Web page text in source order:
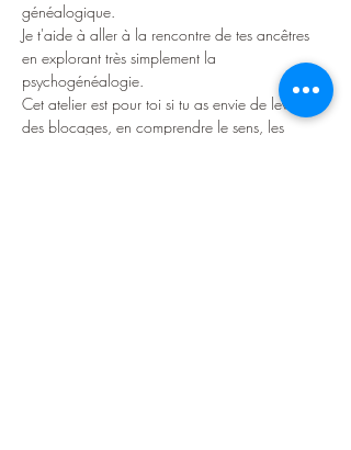
généalogique.
Je t'aide à aller à la rencontre de tes ancêtres
en explorant très simplement la
psychogénéalogie.
Cet atelier est pour toi si tu as envie de lever
des blocages, en comprendre le sens, les